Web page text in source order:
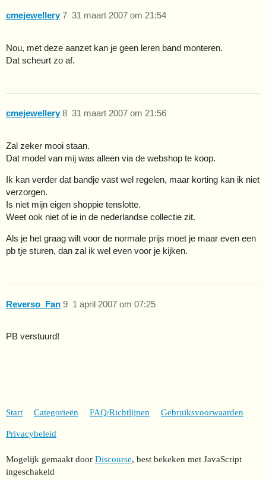
cmejewellery 31 maart 2007 om 21:54
7
Nou, met deze aanzet kan je geen leren band monteren.
Dat scheurt zo af.
cmejewellery 31 maart 2007 om 21:56
8
Zal zeker mooi staan.
Dat model van mij was alleen via de webshop te koop.
Ik kan verder dat bandje vast wel regelen, maar korting kan ik niet
verzorgen.
Is niet mijn eigen shoppie tenslotte.
Weet ook niet of ie in de nederlandse collectie zit.
Als je het graag wilt voor de normale prijs moet je maar even een
pb tje sturen, dan zal ik wel even voor je kijken.
Reverso_Fan 1 april 2007 om 07:25
9
PB verstuurd!
Start Categorieën FAQ/Richtlijnen Gebruiksvoorwaarden
Privacybeleid
Mogelijk gemaakt door Discourse, best bekeken met JavaScript
ingeschakeld